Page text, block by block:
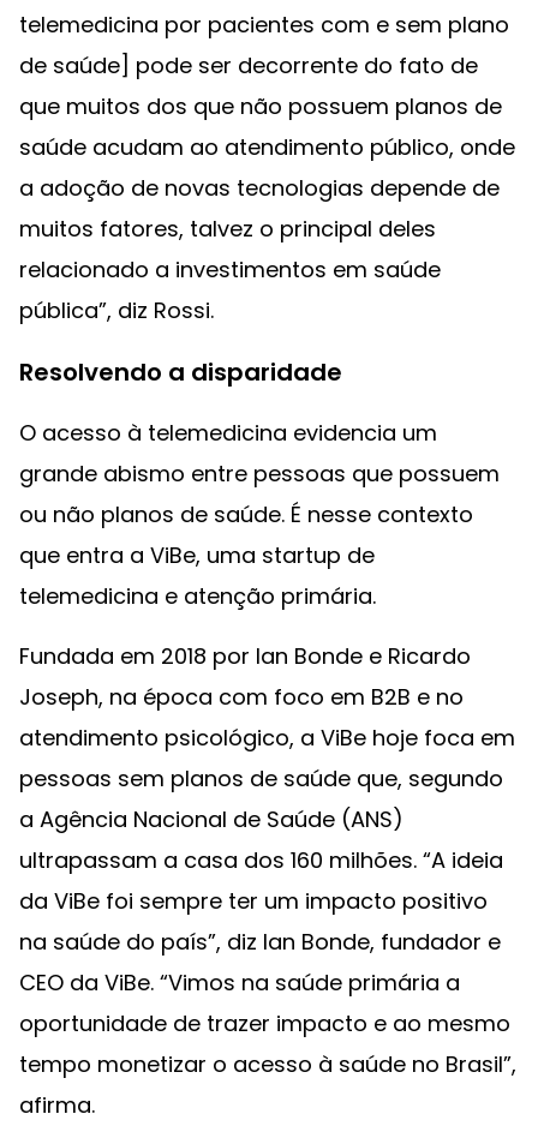
telemedicina por pacientes com e sem plano
de saúde] pode ser decorrente do fato de
que muitos dos que não possuem planos de
saúde acudam ao atendimento público, onde
a adoção de novas tecnologias depende de
muitos fatores, talvez o principal deles
relacionado a investimentos em saúde
pública”, diz Rossi.
Resolvendo a disparidade
O acesso à telemedicina evidencia um
grande abismo entre pessoas que possuem
ou não planos de saúde. É nesse contexto
que entra a ViBe, uma startup de
telemedicina e atenção primária.
Fundada em 2018 por Ian Bonde e Ricardo
Joseph, na época com foco em B2B e no
atendimento psicológico, a ViBe hoje foca em
pessoas sem planos de saúde que, segundo
a Agência Nacional de Saúde (ANS)
ultrapassam a casa dos 160 milhões. “A ideia
da ViBe foi sempre ter um impacto positivo
na saúde do país”, diz Ian Bonde, fundador e
CEO da ViBe. “Vimos na saúde primária a
oportunidade de trazer impacto e ao mesmo
tempo monetizar o acesso à saúde no Brasil”,
afirma.